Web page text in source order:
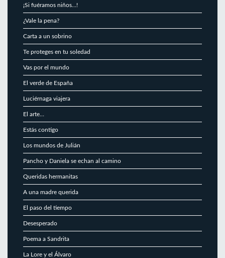
¡Si fuéramos niños…!
¿Vale la pena?
Carta a un sobrino
Te proteges en tu soledad
Vas por el mundo
El verde de España
Luciérnaga viajera
El arte…
Estás contigo
Los mundos de Julián
Pancho y Daniela se echan al camino
Queridas hermanitas
A una madre querida
El paso del tiempo
Desesperado
Poema a Sandrita
La Lore y el Álvaro